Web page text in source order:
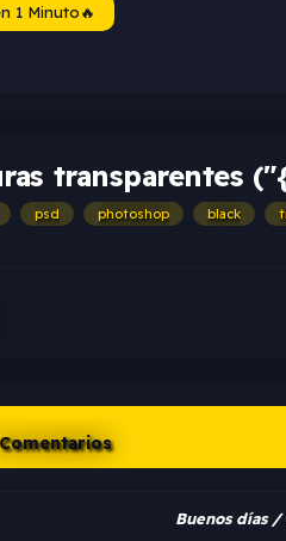
1 Minuto🔥
transparentes
psd photoshop black
Buenos días